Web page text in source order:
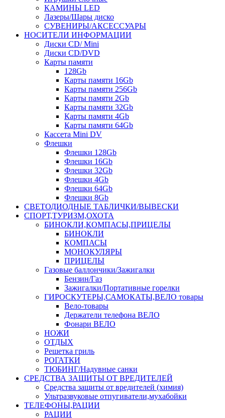
КАМИНЫ LED
Лазеры/Шары диско
СУВЕНИРЫ/АКСЕССУАРЫ
НОСИТЕЛИ ИНФОРМАЦИИ
Диски CD/ Mini
Диски CD/DVD
Карты памяти
128Gb
Карты памяти 16Gb
Карты памяти 256Gb
Карты памяти 2Gb
Карты памяти 32Gb
Карты памяти 4Gb
Карты памяти 64Gb
Кассета Mini DV
Флешки
Флешки 128Gb
Флешки 16Gb
Флешки 32Gb
Флешки 4Gb
Флешки 64Gb
Флешки 8Gb
СВЕТОДИОДНЫЕ ТАБЛИЧКИ/ВЫВЕСКИ
СПОРТ,ТУРИЗМ,ОХОТА
БИНОКЛИ,КОМПАСЫ,ПРИЦЕЛЫ
БИНОКЛИ
КОМПАСЫ
МОНОКУЛЯРЫ
ПРИЦЕЛЫ
Газовые баллончики/Зажигалки
Бензин/Газ
Зажигалки/Портативные горелки
ГИРОСКУТЕРЫ,САМОКАТЫ,ВЕЛО товары
Вело-товары
Держатели телефона ВЕЛО
Фонари ВЕЛО
НОЖИ
ОТДЫХ
Решетка гриль
РОГАТКИ
ТЮБИНГ/Надувные санки
СРЕДСТВА ЗАЩИТЫ ОТ ВРЕДИТЕЛЕЙ
Средства защиты от вредителей (химия)
Ультразвуковые отпугиватели,мухабойки
ТЕЛЕФОНЫ,РАЦИИ
РАЦИИ